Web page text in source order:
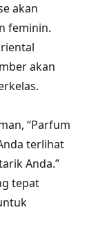
akan
feminin.
akan
“Parfum
terlihat
Anda.”
tepat